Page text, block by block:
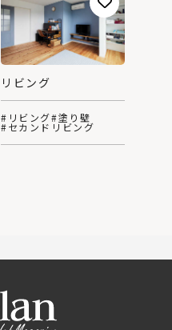
リビング
#リビング#塗り壁
#セカンドリビング